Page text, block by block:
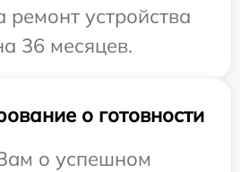
ремонт устройства
36 месяцев.
о готовности
о успешном